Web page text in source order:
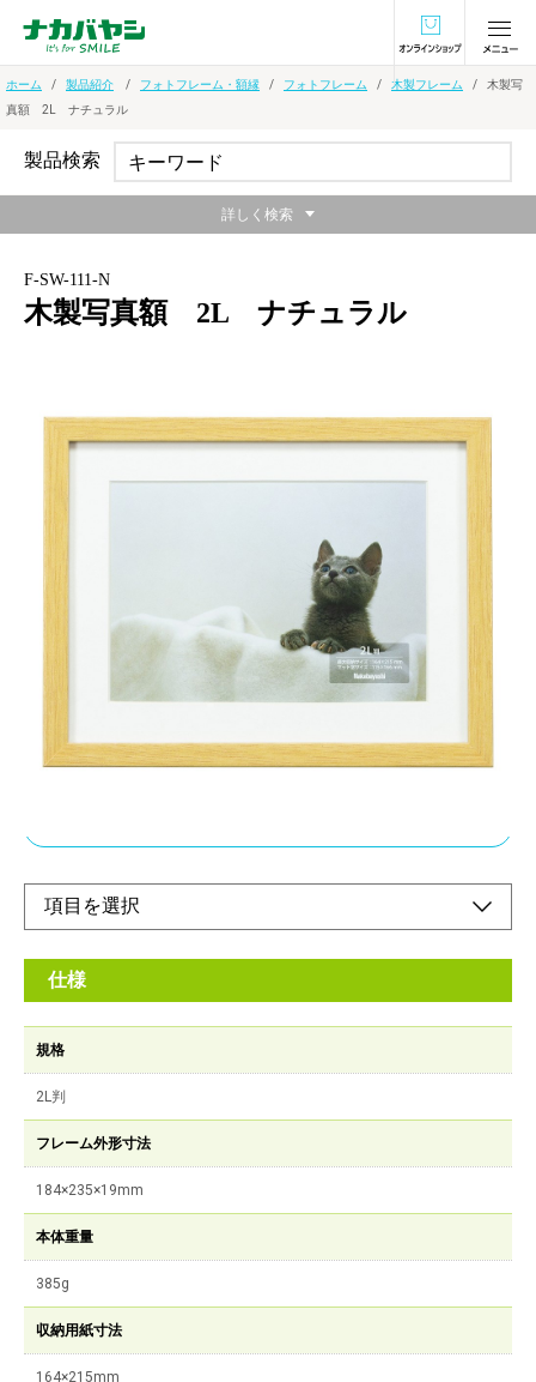
オンラインショ
ホーム 製品紹介 フォトフレーム・額縁 フォトフレーム 木製フレーム
木製写
真額 2L ナチュラル
F-SW-111-N
木製写真額 2L ナチュラル
シンプルな写真額。モノトーンスタイルや北欧モ
ダンなど、様々なデザインと相性が良いフレーム
メーカー希望小売価格：
+ 税
写真が映えるマット付き写真サイズに合わせて選べます。
仕様
規格
2L判
フレーム外形寸法
184×235×19mm
本体重量
385g
収納用紙寸法
164×215mm
製品検索
詳しく検索